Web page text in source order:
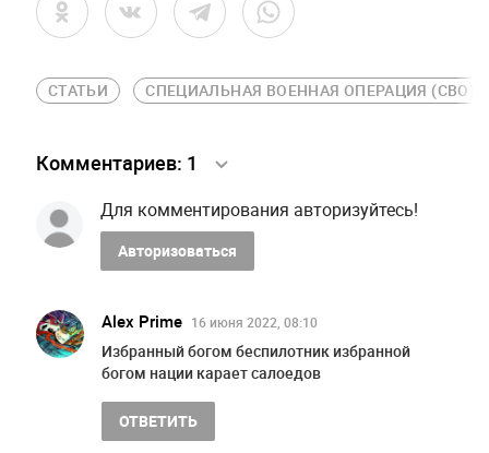
СТАТЬИ СПЕЦИАЛЬНАЯ ВОЕННАЯ ОПЕРАЦИЯ (СВО)
Комментариев: 1
Для комментирования авторизуйтесь!
Авторизоваться
Alex Prime 16 июня 2022, 08:10
Избранный богом беспилотник избранной
богом нации карает салоедов
ОТВЕТИТЬ